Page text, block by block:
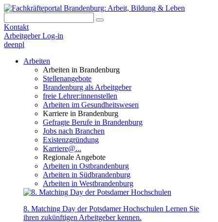
Kontakt
Arbeitgeber Log-in
deenpl
Arbeiten
Arbeiten in Brandenburg
Stellenangebote
Brandenburg als Arbeitgeber
freie Lehrer:innenstellen
Arbeiten im Gesundheitswesen
Karriere in Brandenburg
Gefragte Berufe in Brandenburg
Jobs nach Branchen
Existenzgründung
Karriere@...
Regionale Angebote
Arbeiten in Ostbrandenburg
Arbeiten in Südbrandenburg
Arbeiten in Westbrandenburg
8. Matching Day der Potsdamer Hochschulen Lernen Sie
ihren zukünftigen Arbeitgeber kennen.